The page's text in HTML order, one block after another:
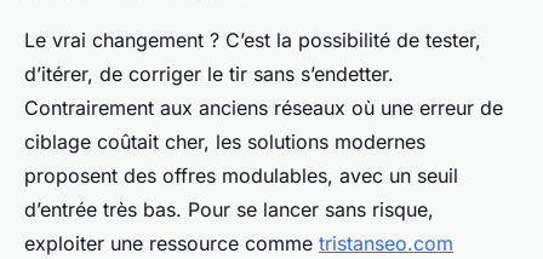
Le vrai changement ? C’est la possibilité de tester,
d’itérer, de corriger le tir sans s’endetter.
Contrairement aux anciens réseaux où une erreur de
ciblage coûtait cher, les solutions modernes
proposent des offres modulables, avec un seuil
d’entrée très bas. Pour se lancer sans risque,
exploiter une ressource comme tristanseo.com